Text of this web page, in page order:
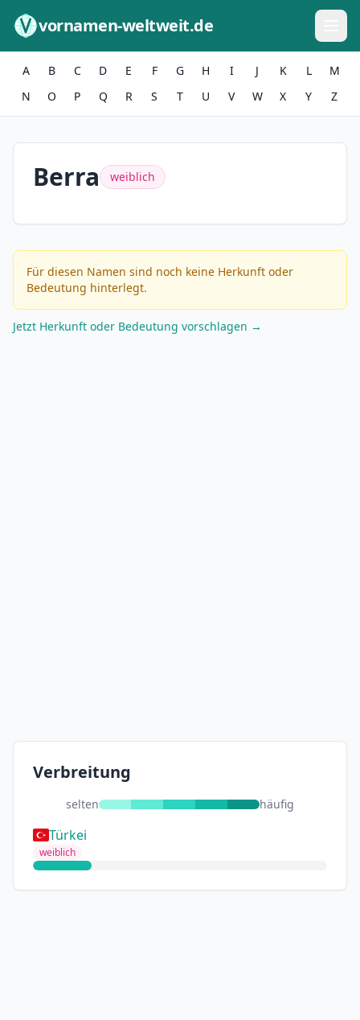
vornamen-weltweit.de
A B C D E F G H I J K L
M
N
O P Q R S T U V W X Y Z
Berra weiblich
Für diesen Namen sind noch keine Herkunft oder
Bedeutung hinterlegt.
Jetzt Herkunft oder Bedeutung vorschlagen →
Verbreitung
selten häufig
Türkei
weiblich